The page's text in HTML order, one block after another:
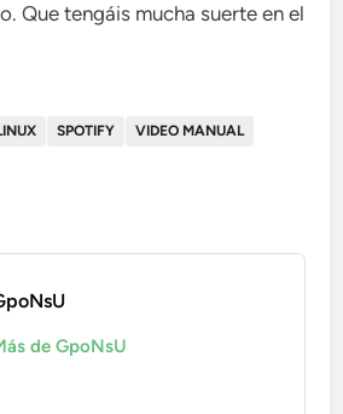
Que tengáis mucha suerte en el
SPOTIFY
VIDEO MANUAL
de GpoNsU